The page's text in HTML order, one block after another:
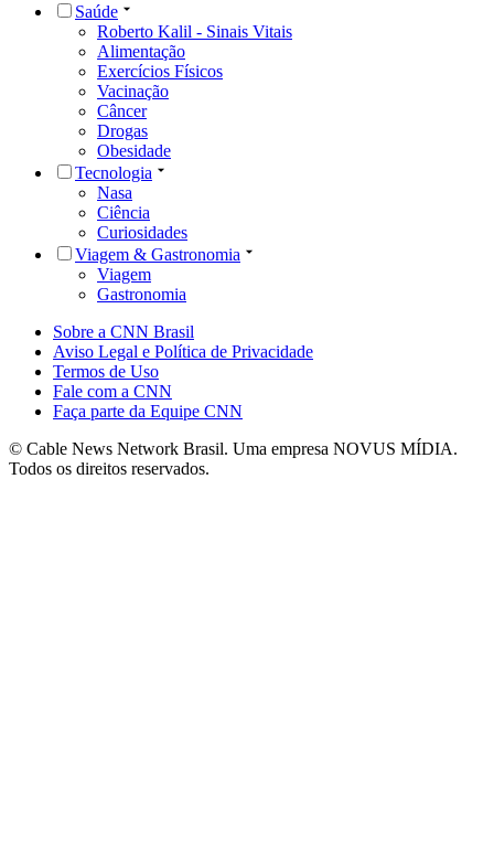
Saúde
Roberto Kalil - Sinais Vitais
Alimentação
Exercícios Físicos
Vacinação
Câncer
Drogas
Obesidade
Tecnologia
Nasa
Ciência
Curiosidades
Viagem & Gastronomia
Viagem
Gastronomia
Sobre a CNN Brasil
Aviso Legal e Política de Privacidade
Termos de Uso
Fale com a CNN
Faça parte da Equipe CNN
© Cable News Network Brasil. Uma empresa NOVUS MÍDIA.
Todos os direitos reservados.